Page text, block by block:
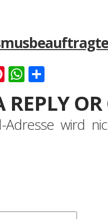
Pinterest
WhatsApp
REPLY
Adresse wird